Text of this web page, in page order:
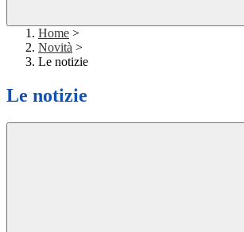
Home >
Novità >
Le notizie
Le notizie